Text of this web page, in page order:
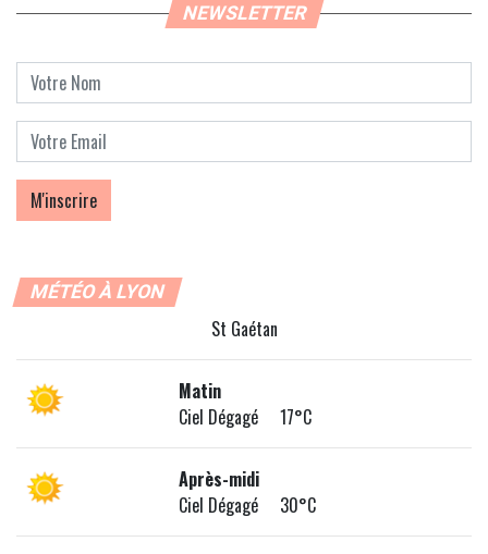
NEWSLETTER
MÉTÉO À LYON
St Gaétan
Matin
Ciel Dégagé 17°C
Après-midi
Ciel Dégagé 30°C